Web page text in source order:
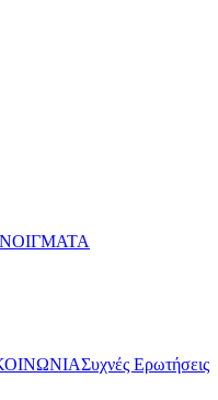
Συχνές Ερωτήσεις